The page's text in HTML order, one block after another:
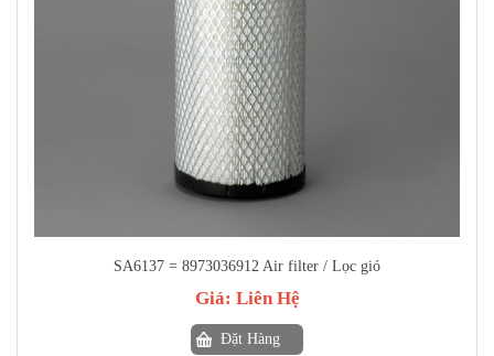
SA6137 = 8973036912 Air filter / Lọc gió
Giá: Liên Hệ
Đặt Hàng